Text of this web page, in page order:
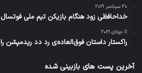
30 سپتامبر 2021
خداحافظی زود هنگام بازیکن تیم ملی فوتسال
11 جولای 2021
راکستار داستان فوق‌العاده‌ی رد دد ریدمپشن
آخرین پست های بازبینی شده